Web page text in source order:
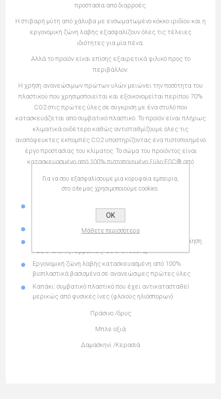
προστασία από διαρροές.
Η στιβαρή μύτη από χάλυβα με ενσωματωμένο κόκκο ιριδίου και η
εργονομική ζώνη λαβής εξασφαλίζουν όλες τις τέλειες
ιδιότητες για μία πένα.
Αλλά το προϊόν είναι επίσης εξαιρετικά φιλικό προς το
περιβάλλον.
Η χρήση ανανεώσιμων πρώτων υλών μειώνει την ποσότητα του
πλαστικού που χρησιμοποιείται και εξοικονομείται περίπου 70%
CO2 στις πρώτες ύλες σε σύγκριση με ένα στυλό που
κατασκευάζεται από συμβατικό πλαστικό. Το προϊόν είναι πλήρως
κλιματικά ουδέτερο καθώς αντισταθμίζουμε όλες τις
αναπόφευκτες εκπομπές CO2 υποστηρίζοντας ένα πιστοποιημένο
έργο προστασίας του κλίματος. Το σώμα του προϊόντος είναι
κατασκευασμένο από 100% πιστοποιημένο ξύλο FSC® από
Χαρακτηριστικά:
Μπλε μελάνη γραφής
Στέλεχος κατασκευασμένο από 100% ξύλο, με πιστοποίηση
FSC® από τη Γερμανία (FSC® C106072)
Εργονομική ζώνη λαβής κατασκευασμένη από 100%
βιοπλαστικά βασισμένα σε ανανεώσιμες πρώτες ύλες
Καπάκι: συμβατικό πλαστικό που έχει αντικατασταθεί
μερικώς από φυσικές ίνες (φλοιούς ηλιόσπορων)
Πράσινο /δρυς
Μπλε οξιά
Δαμασκηνί /Κερασιά
Για να σου εξασφαλίσουμε μια κορυφαία εμπειρία,
στο site μας χρησιμοποιούμε cookies.
OK
Μάθετε περισσότερα